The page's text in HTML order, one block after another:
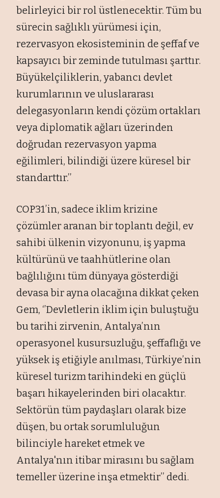
belirleyici bir rol üstlenecektir. Tüm bu
sürecin sağlıklı yürümesi için,
rezervasyon ekosisteminin de şeffaf ve
kapsayıcı bir zeminde tutulması şarttır.
Büyükelçiliklerin, yabancı devlet
kurumlarının ve uluslararası
delegasyonların kendi çözüm ortakları
veya diplomatik ağları üzerinden
doğrudan rezervasyon yapma
eğilimleri, bilindiği üzere küresel bir
standarttır.’’
COP31’in, sadece iklim krizine
çözümler aranan bir toplantı değil, ev
sahibi ülkenin vizyonunu, iş yapma
kültürünü ve taahhütlerine olan
bağlılığını tüm dünyaya gösterdiği
devasa bir ayna olacağına dikkat çeken
Gem, ‘’Devletlerin iklim için buluştuğu
bu tarihi zirvenin, Antalya’nın
operasyonel kusursuzluğu, şeffaflığı ve
yüksek iş etiğiyle anılması, Türkiye’nin
küresel turizm tarihindeki en güçlü
başarı hikayelerinden biri olacaktır.
Sektörün tüm paydaşları olarak bize
düşen, bu ortak sorumluluğun
bilinciyle hareket etmek ve
Antalya'nın itibar mirasını bu sağlam
temeller üzerine inşa etmektir’’ dedi.